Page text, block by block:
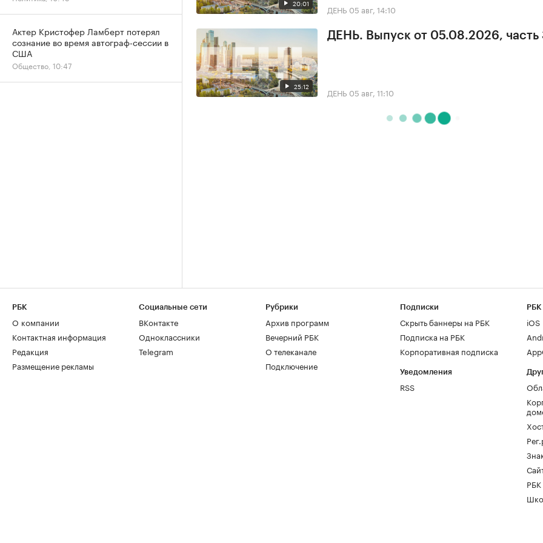
20:01 ДЕНЬ 05 авг, 14:10
25:12
ДЕНЬ. Выпуск от 05.08.2026, часть
ДЕНЬ 05 авг, 11:10
Актер Кристофер Ламберт потерял
сознание во время автограф-сессии в
США
Общество, 10:47
РБК
О компании
Контактная информация
Редакция
Размещение рекламы
Социальные сети
ВКонтакте
Одноклассники
Telegram
Рубрики
Архив программ
Вечерний РБК
О телеканале
Подключение
Подписки
Скрыть баннеры на РБК
Подписка на РБК
Корпоративная подписка
Уведомления
RSS
РБК
iOS